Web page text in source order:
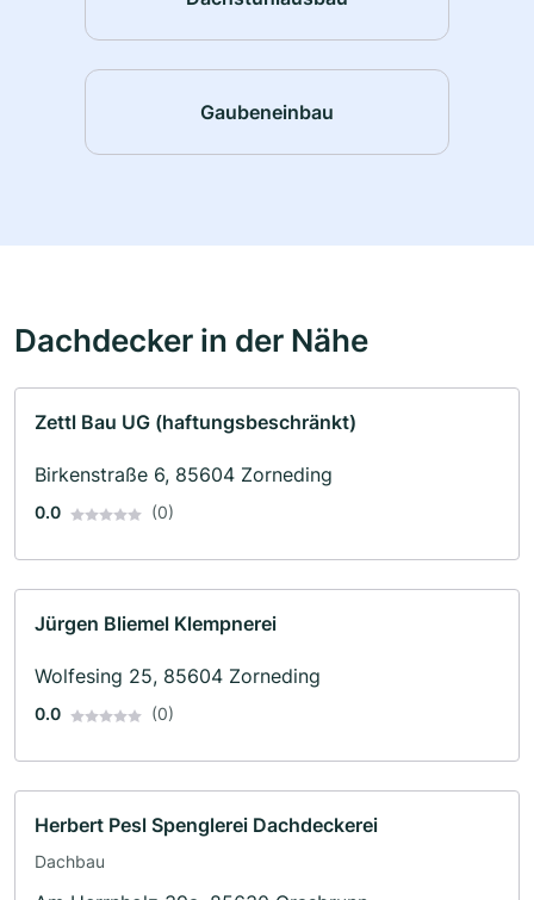
Gaubeneinbau
Dachdecker in der Nähe
Zettl Bau UG (haftungsbeschränkt)
Birkenstraße 6, 85604 Zorneding
0.0 (0)
Jürgen Bliemel Klempnerei
Wolfesing 25, 85604 Zorneding
0.0 (0)
Herbert Pesl Spenglerei Dachdeckerei
Dachbau